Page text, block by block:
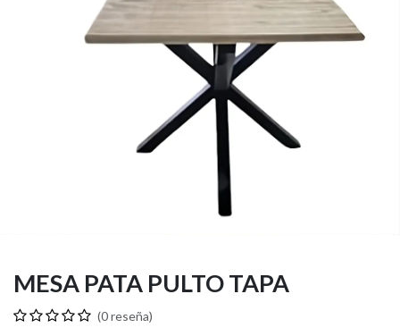
MESA PATA PULTO TAPA
(0 reseña)